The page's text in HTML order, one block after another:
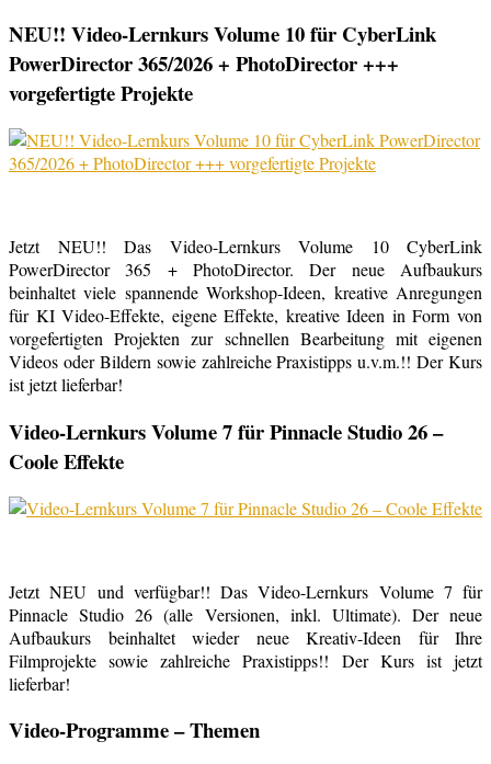
NEU!! Video-Lernkurs Volume 10 für CyberLink
PowerDirector 365/2026 + PhotoDirector +++
vorgefertigte Projekte
Jetzt NEU!! Das Video-Lernkurs Volume 10 CyberLink
PowerDirector 365 + PhotoDirector. Der neue Aufbaukurs
beinhaltet viele spannende Workshop-Ideen, kreative Anregungen
für KI Video-Effekte, eigene Effekte, kreative Ideen in Form von
vorgefertigten Projekten zur schnellen Bearbeitung mit eigenen
Videos oder Bildern sowie zahlreiche Praxistipps u.v.m.!! Der Kurs
ist jetzt lieferbar!
Video-Lernkurs Volume 7 für Pinnacle Studio 26 –
Coole Effekte
Jetzt NEU und verfügbar!! Das Video-Lernkurs Volume 7 für
Pinnacle Studio 26 (alle Versionen, inkl. Ultimate). Der neue
Aufbaukurs beinhaltet wieder neue Kreativ-Ideen für Ihre
Filmprojekte sowie zahlreiche Praxistipps!! Der Kurs ist jetzt
lieferbar!
Video-Programme – Themen